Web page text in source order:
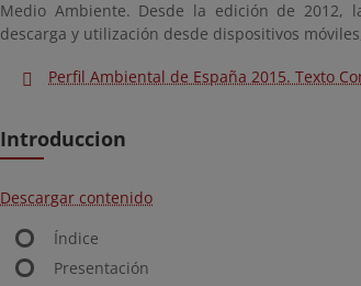
Medio Ambiente. Desde la edición de 2012,
descarga y utilización desde dispositivos
Perfil Ambiental de España 2015. Texto
Introduccion
Descargar contenido
Índice
Presentación